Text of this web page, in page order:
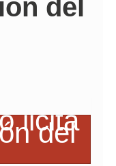
del